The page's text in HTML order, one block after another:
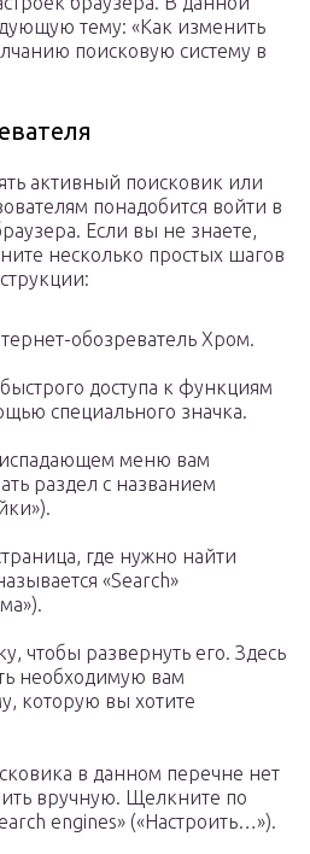
тему: «Как изменить
поисковую систему в
активный поисковик или
понадобится войти в
Если вы не знаете,
несколько простых шагов
обозреватель Хром.
доступа к функциям
специального значка.
меню вам
раздел с названием
где нужно найти
«Search»
чтобы развернуть его. Здесь
необходимую вам
которую вы хотите
в данном перечне нет
вручную. Щелкните по
engines» («Настроить…»).